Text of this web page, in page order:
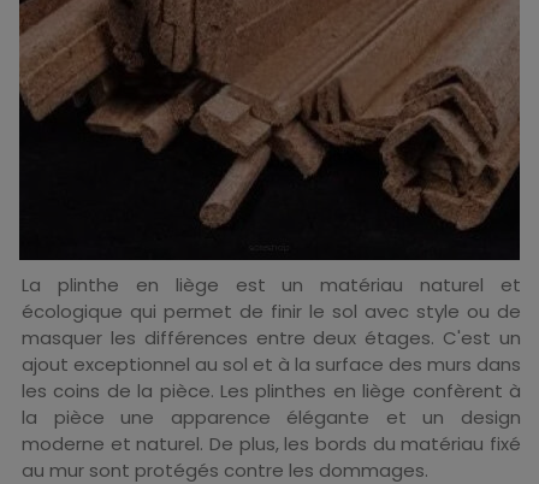
La plinthe en liège est un matériau naturel et
écologique qui permet de finir le sol avec style ou de
masquer les différences entre deux étages. C'est un
ajout exceptionnel au sol et à la surface des murs dans
les coins de la pièce. Les plinthes en liège confèrent à
la pièce une apparence élégante et un design
moderne et naturel. De plus, les bords du matériau fixé
au mur sont protégés contre les dommages.